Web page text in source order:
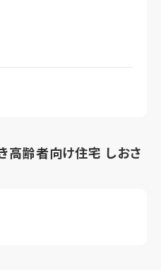
高齢者向け住宅 しおさ